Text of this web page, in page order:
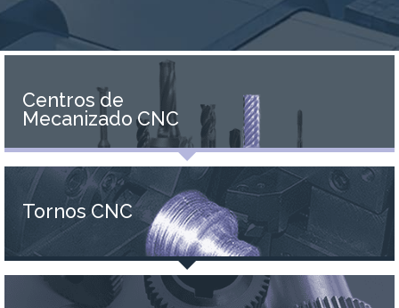
Centros de
Mecanizado CNC
Tornos CNC